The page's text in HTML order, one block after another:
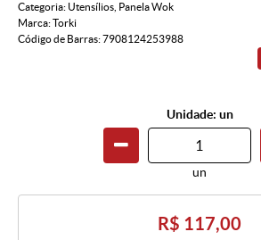
Categoria: Utensílios Panela Wok
Marca:Torki
Código de Barras:7908124253988
Unidade: un
un
R$ 117,00